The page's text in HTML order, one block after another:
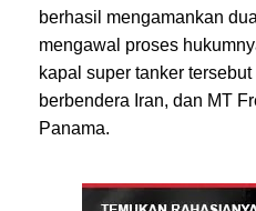
berhasil mengamankan
mengawal proses
kapal super tanker
berbendera Iran, dan MT
Panama.